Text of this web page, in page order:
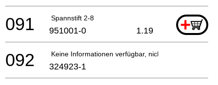
Spannstift 2-8 +
091 951001-0 1.19
Keine Informationen verfügbar, nicht bestellbar
092 324923-1